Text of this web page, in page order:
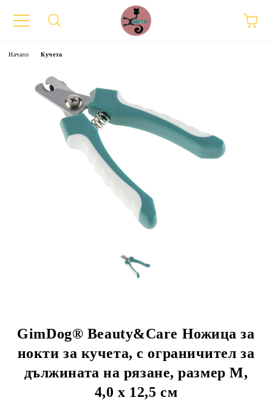
Начало Кучета
GimDog® Beauty&Care Ножица за
нокти за кучета, с ограничител за
дължината на рязане, размер M,
4,0 х 12,5 см